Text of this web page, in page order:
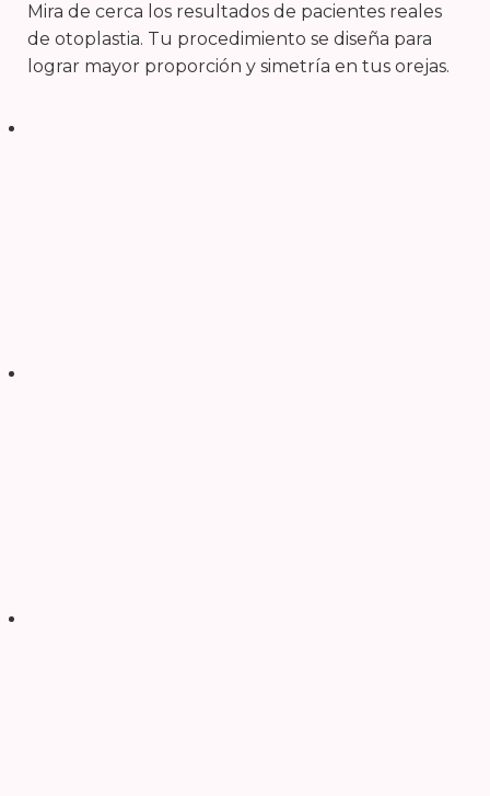
Mira de cerca los resultados de pacientes reales
de otoplastia. Tu procedimiento se diseña para
lograr mayor proporción y simetría en tus orejas.